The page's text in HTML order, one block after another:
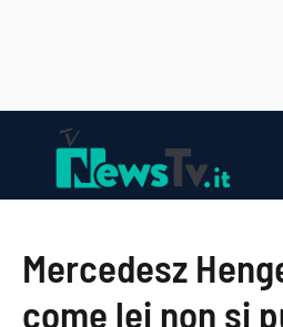
contenuto
Mercedesz
come lei non si